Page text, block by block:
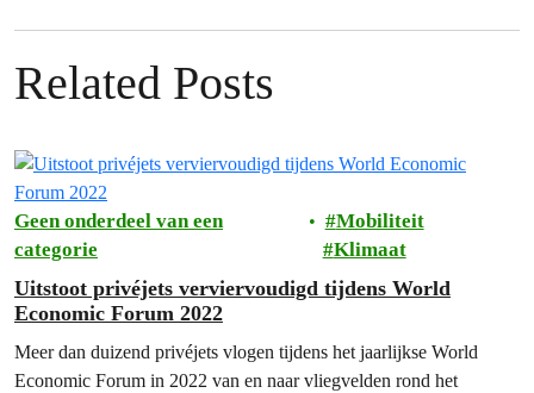
Related Posts
Geen onderdeel van een
categorie
Mobiliteit
Klimaat
Uitstoot privéjets verviervoudigd tijdens World
Economic Forum 2022
Meer dan duizend privéjets vlogen tijdens het jaarlijkse World
Economic Forum in 2022 van en naar vliegvelden rond het